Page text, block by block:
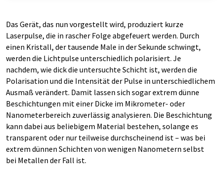
Das Gerät, das nun vorgestellt wird, produziert kurze
Laserpulse, die in rascher Folge abgefeuert werden. Durch
einen Kristall, der tausende Male in der Sekunde schwingt,
werden die Lichtpulse unterschiedlich polarisiert. Je
nachdem, wie dick die untersuchte Schicht ist, werden die
Polarisation und die Intensität der Pulse in unterschiedlichem
Ausmaß verändert. Damit lassen sich sogar extrem dünne
Beschichtungen mit einer Dicke im Mikrometer- oder
Nanometerbereich zuverlässig analysieren. Die Beschichtung
kann dabei aus beliebigem Material bestehen, solange es
transparent oder nur teilweise durchscheinend ist – was bei
extrem dünnen Schichten von wenigen Nanometern selbst
bei Metallen der Fall ist.